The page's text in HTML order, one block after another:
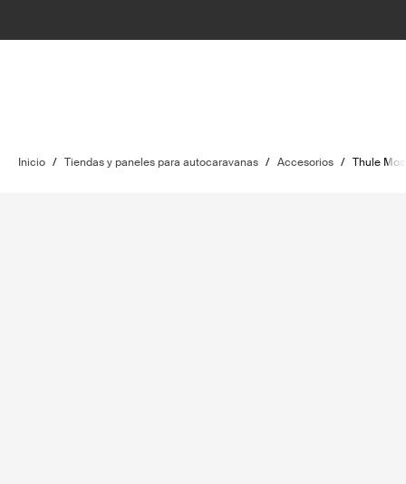
Inicio / Tiendas y paneles para autocaravanas / Accesorios / Thule